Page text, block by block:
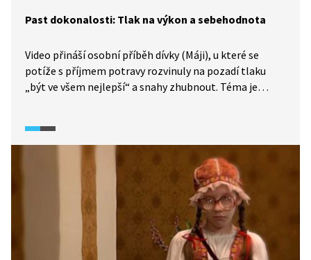
Past dokonalosti: Tlak na výkon a sebehodnota
Video přináší osobní příběh dívky (Máji), u které se
potíže s příjmem potravy rozvinuly na pozadí tlaku
„být ve všem nejlepší“ a snahy zhubnout. Téma je
sebehodnotě, signálech potíží a hledání pomoci. Důraz
klademe na sdělení: nejsi v tom sám/sama a pomoc